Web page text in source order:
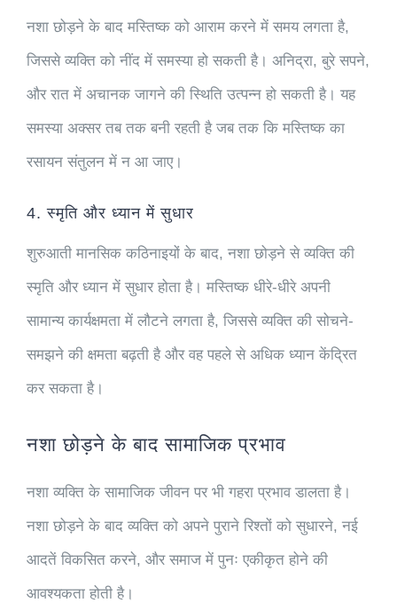
नशा छोड़ने के बाद मस्तिष्क को आराम करने में समय लगता है,
जिससे व्यक्ति को नींद में समस्या हो सकती है। अनिद्रा, बुरे सपने,
और रात में अचानक जागने की स्थिति उत्पन्न हो सकती है। यह
समस्या अक्सर तब तक बनी रहती है जब तक कि मस्तिष्क का
रसायन संतुलन में न आ जाए।
4. स्मृति और ध्यान में सुधार
शुरुआती मानसिक कठिनाइयों के बाद, नशा छोड़ने से व्यक्ति की
स्मृति और ध्यान में सुधार होता है। मस्तिष्क धीरे-धीरे अपनी
सामान्य कार्यक्षमता में लौटने लगता है, जिससे व्यक्ति की सोचने-
समझने की क्षमता बढ़ती है और वह पहले से अधिक ध्यान केंद्रित
कर सकता है।
नशा छोड़ने के बाद सामाजिक प्रभाव
नशा व्यक्ति के सामाजिक जीवन पर भी गहरा प्रभाव डालता है।
नशा छोड़ने के बाद व्यक्ति को अपने पुराने रिश्तों को सुधारने, नई
आदतें विकसित करने, और समाज में पुनः एकीकृत होने की
आवश्यकता होती है।